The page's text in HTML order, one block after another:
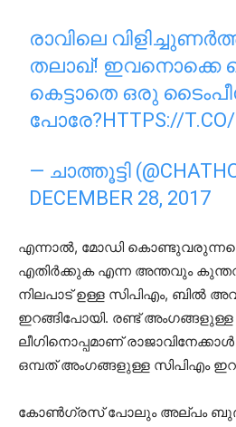
രാവിലെ
തലാഖ്! ഇവനൊക്കെ
കെട്ടാതെ ഒരു
പോരേ?HTTPS://
— ചാത്തൂട്ടി
DECEMBER 28, 2017
എന്നാല്‍, മോഡി
എതിര്‍ക്കുക എന്ന അന്തവും
നിലപാട് ഉള്ള സിപിഎം, ബില്‍
ഇറങ്ങിപോയി. രണ്ട്
ലീഗിനൊപ്പമാണ്
ഒമ്പത് അംഗങ്ങളുള്ള സിപിഎം
കോണ്‍ഗ്രസ് പോലും അല്പം